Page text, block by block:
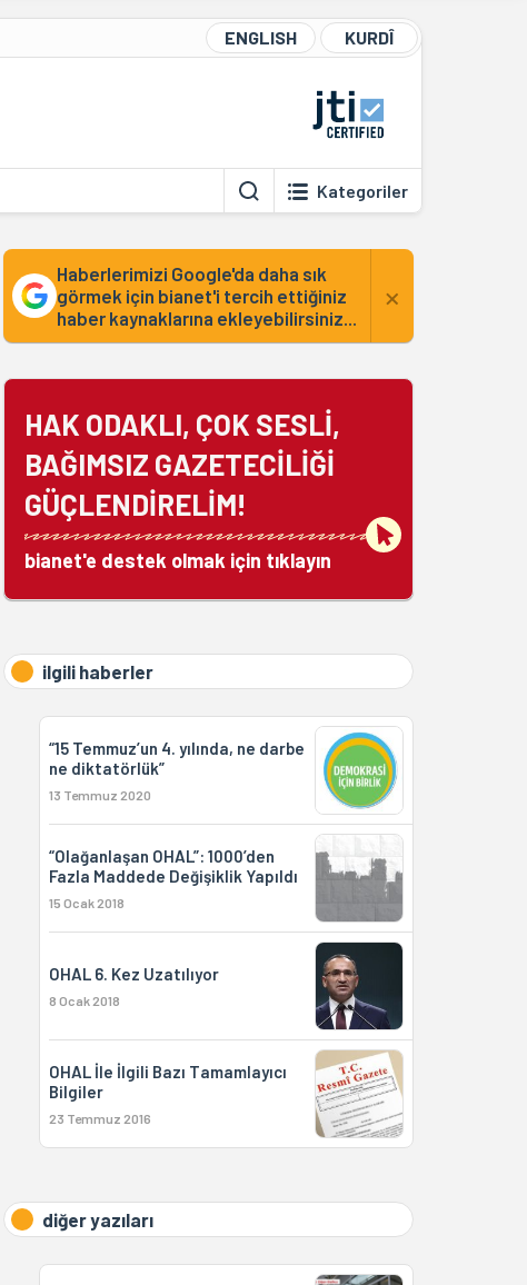
ENGLISH KURDÎ
Kategoriler
Haberlerimizi Google'da daha sık
görmek için bianet'i tercih ettiğiniz
haber kaynaklarına ekleyebilirsiniz...
×
HAK ODAKLI, ÇOK SESLİ,
BAĞIMSIZ GAZETECİLİĞİ
GÜÇLENDİRELİM!
bianet'e destek olmak için tıklayın
ilgili haberler
“15 Temmuz’un 4. yılında, ne darbe
ne diktatörlük”
13 Temmuz 2020
“Olağanlaşan OHAL”: 1000’den
Fazla Maddede Değişiklik Yapıldı
15 Ocak 2018
OHAL 6. Kez Uzatılıyor
8 Ocak 2018
OHAL İle İlgili Bazı Tamamlayıcı
Bilgiler
23 Temmuz 2016
diğer yazıları